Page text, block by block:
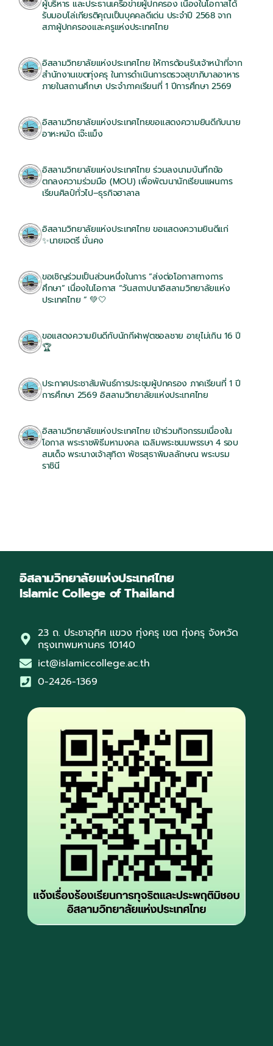
ผู้บริหาร และประธานเครือข่ายผู้ปกครอง เนื่องในโอกาสได้
รับมอบโล่เกียรติคุณเป็นบุคคลดีเด่น ประจำปี 2568 จาก
สภาผู้ปกครองและครูแห่งประเทศไทย
อิสลามวิทยาลัยแห่งประเทศไทย ให้การต้อนรับเจ้าหน้าที่จาก
สำนักงานเขตทุ่งครุ ในการดำเนินการตรวจสุขาภิบาลอาหาร
ภายในสถานศึกษา ประจำภาคเรียนที่ 1 ปีการศึกษา 2569
อิสลามวิทยาลัยแห่งประเทศไทยขอแสดงความยินดีกับนาย
อาหะหมัด เจ๊ะแม็ง
อิสลามวิทยาลัยแห่งประเทศไทย ร่วมลงนามบันทึกข้อ
ตกลงความร่วมมือ (MOU) เพื่อพัฒนานักเรียนแผนการ
เรียนศิลป์ทั่วไป–ธุรกิจฮาลาล
อิสลามวิทยาลัยแห่งประเทศไทย ขอแสดงความยินดีแก่
✨นายเจตรี มั่นคง
ขอเชิญร่วมเป็นส่วนหนึ่งในการ “ส่งต่อโอกาสทางการ
ศึกษา” เนื่องในโอกาส “วันสถาปนาอิสลามวิทยาลัยแห่ง
ประเทศไทย ” 💚🤍
ขอแสดงความยินดีกับนักกีฬาฟุตซอลชาย อายุไม่เกิน 16 ปี
🏆
ประกาศประชาสัมพันธ์การประชุมผู้ปกครอง ภาคเรียนที่ 1 ปี
การศึกษา 2569 อิสลามวิทยาลัยแห่งประเทศไทย
อิสลามวิทยาลัยแห่งประเทศไทย เข้าร่วมกิจกรรมเนื่องใน
โอกาส พระราชพิธีมหามงคล เฉลิมพระชนมพรรษา 4 รอบ
สมเด็จ พระนางเจ้าสุทิดา พัชรสุธาพิมลลักษณ พระบรม
ราชินี
อิสลามวิทยาลัยแห่งประเทศไทย
Islamic College of Thailand
23 ถ. ประชาอุทิศ แขวง ทุ่งครุ เขต ทุ่งครุ จังหวัด
กรุงเทพมหานคร 10140
ict@islamiccollege.ac.th
0-2426-1369